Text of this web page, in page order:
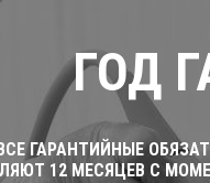
ГОД
ГАРАНТИЙНЫЕ
12 МЕСЯЦЕВ С